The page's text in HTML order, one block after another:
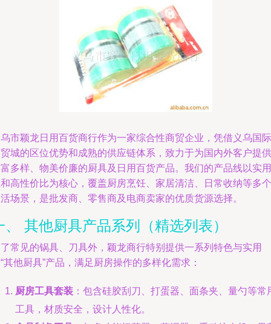
市颖龙日用百货商行作为一家综合性商贸企业，凭借义乌国际
城的区位优势和成熟的供应链体系，致力于为国内外客户提供
多样、物美价廉的厨具及日用百货产品。我们的产品线以实用
高性价比为核心，覆盖厨房烹饪、家居清洁、日常收纳等多个
场景，是批发商、零售商及电商卖家的优质货源选择。
、 其他厨具产品系列（精选列表）
常见的锅具、刀具外，颖龙商行特别提供一系列特色与实用
其他厨具”产品，满足厨房操作的多样化需求：
厨房工具套装 ：包含硅胶刮刀、打蛋器、面条夹、量勺等常
工具，材质安全，设计人性化。